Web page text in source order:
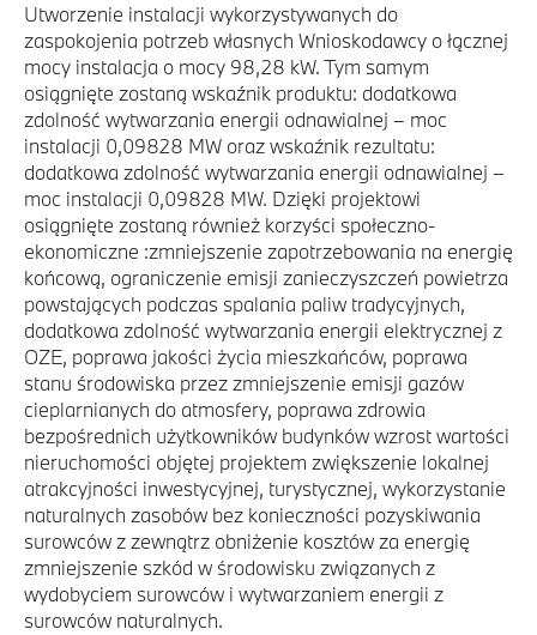
Utworzenie instalacji wykorzystywanych do
zaspokojenia potrzeb własnych Wnioskodawcy o łącznej
mocy instalacja o mocy 98,28 kW. Tym samym
osiągnięte zostaną wskaźnik produktu: dodatkowa
zdolność wytwarzania energii odnawialnej – moc
instalacji 0,09828 MW oraz wskaźnik rezultatu:
dodatkowa zdolność wytwarzania energii odnawialnej –
moc instalacji 0,09828 MW. Dzięki projektowi
osiągnięte zostaną również korzyści społeczno-
ekonomiczne :zmniejszenie zapotrzebowania na energię
końcową, ograniczenie emisji zanieczyszczeń powietrza
powstających podczas spalania paliw tradycyjnych,
dodatkowa zdolność wytwarzania energii elektrycznej z
OZE, poprawa jakości życia mieszkańców, poprawa
stanu środowiska przez zmniejszenie emisji gazów
cieplarnianych do atmosfery, poprawa zdrowia
bezpośrednich użytkowników budynków wzrost wartości
nieruchomości objętej projektem zwiększenie lokalnej
atrakcyjności inwestycyjnej, turystycznej, wykorzystanie
naturalnych zasobów bez konieczności pozyskiwania
surowców z zewnątrz obniżenie kosztów za energię
zmniejszenie szkód w środowisku związanych z
wydobyciem surowców i wytwarzaniem energii z
surowców naturalnych.